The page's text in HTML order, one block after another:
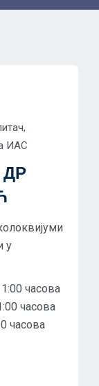
,
ИАС
у
часова
часова
часова